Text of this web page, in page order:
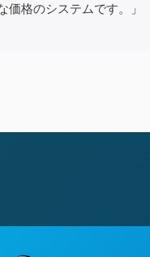
価格のシステムです。」